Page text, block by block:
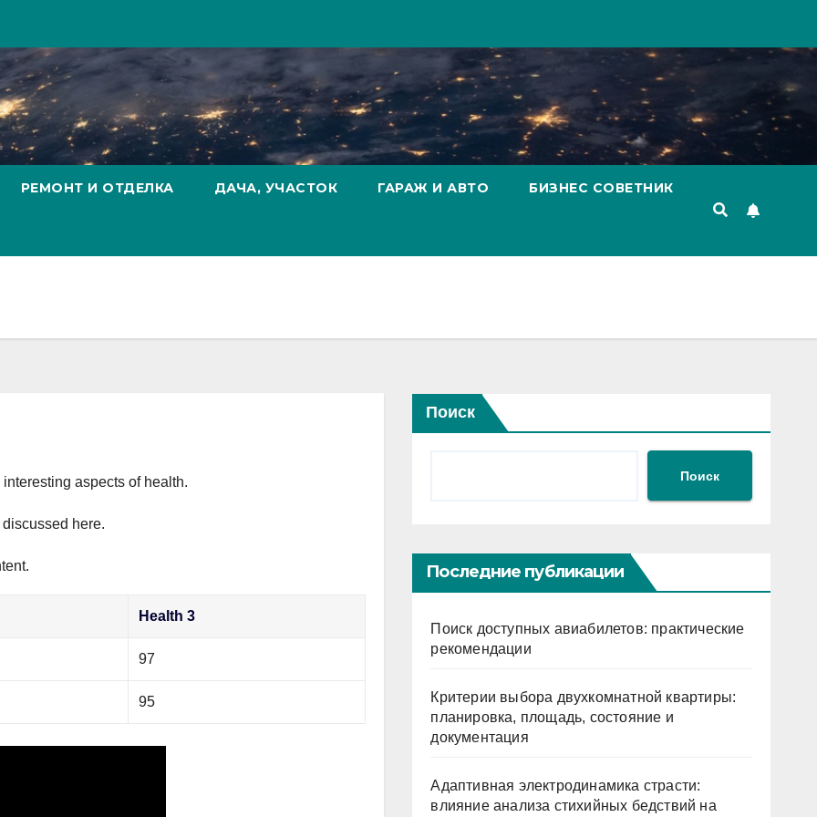
РЕМОНТ И ОТДЕЛКА ДАЧА, УЧАСТОК ГАРАЖ И АВТО БИЗНЕС СОВЕТНИК
aspects of health.
here.
Health 3
97
95
Поиск
Поиск
Последние публикации
Поиск доступных авиабилетов: практические
рекомендации
Критерии выбора двухкомнатной квартиры:
планировка, площадь, состояние и
документация
Адаптивная электродинамика страсти:
влияние анализа стихийных бедствий на